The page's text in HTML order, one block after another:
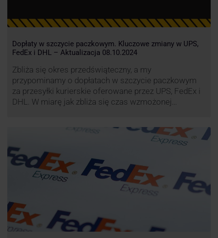
Dopłaty w szczycie paczkowym. Kluczowe zmiany w UPS,
FedEx i DHL – Aktualizacja 08.10.2024
Zbliża się okres przedświąteczny, a my
przypominamy o dopłatach w szczycie paczkowym
za przesyłki kurierskie oferowane przez UPS, FedEx i
DHL. W miarę jak zbliża się czas wzmożonej
efektywności operacyjnej oraz zapewnienie
wysokiego poziomu świadczonych usług. Dodatkowo
przewoźnik UPS wprowadzi nowe opłaty opisane …